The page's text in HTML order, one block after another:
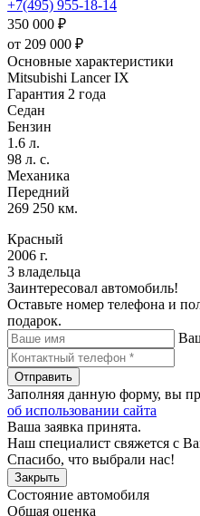
+7(495) 955-18-14
350 000 ₽
от 209 000 ₽
Основные характеристики
Mitsubishi Lancer IX
Гарантия 2 года
Седан
Бензин
1.6 л.
98 л. с.
Механика
Передний
269 250 км.
Красный
2006 г.
3 владельца
Заинтересовал автомобиль!
Оставьте номер телефона и
подарок.
Отправить
Заполняя данную форму, вы
об использовании сайта
Ваша заявка принята.
Наш специалист свяжется с
Спасибо, что выбрали нас!
Закрыть
Состояние автомобиля
Общая оценка